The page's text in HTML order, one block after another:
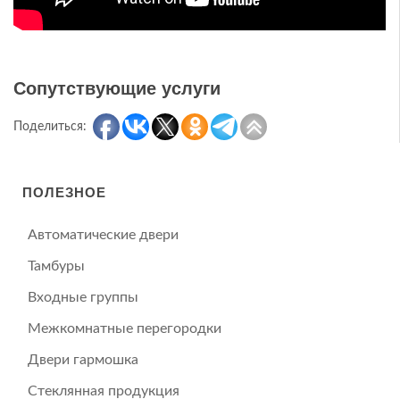
Сопутствующие услуги
Поделиться:
ПОЛЕЗНОЕ
Автоматические двери
Тамбуры
Входные группы
Межкомнатные перегородки
Двери гармошка
Стеклянная продукция